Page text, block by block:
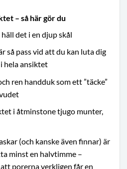
– så här gör du
det i en djup skål
så pass vid att du kan luta dig
hela ansiktet
ren handduk som ett ”täcke”
i åtminstone tjugo munter,
(och kanske även finnar) är
minst en halvtimme –
porerna verkligen får en